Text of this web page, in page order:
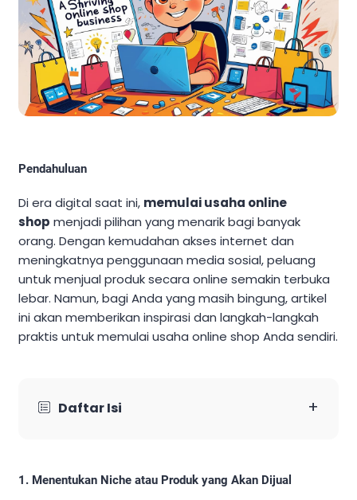
Pendahuluan
Di era digital saat ini, memulai usaha online
shop menjadi pilihan yang menarik bagi banyak
orang. Dengan kemudahan akses internet dan
meningkatnya penggunaan media sosial, peluang
untuk menjual produk secara online semakin terbuka
lebar. Namun, bagi Anda yang masih bingung, artikel
ini akan memberikan inspirasi dan langkah-langkah
praktis untuk memulai usaha online shop Anda sendiri.
Daftar Isi +
1. Menentukan Niche atau Produk yang Akan Dijual